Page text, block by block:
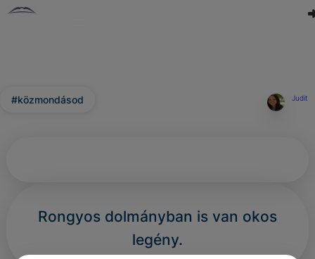
#közmondásod Judit
Rongyos dolmányban is van okos
legény.